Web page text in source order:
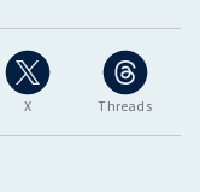
X Threads